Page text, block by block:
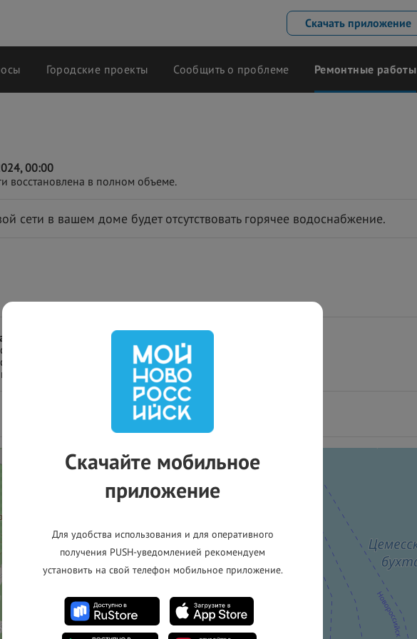
Скачать приложение
Городские проекты Сообщить о проблеме Ремонтные работы
00:00
восстановлена в полном объеме.
сети в вашем доме будет отсутствовать горячее водоснабжение.
теплосетевая
инженер)
Скачайте мобильное
приложение
Для удобства использования и для оперативного
получения PUSH-уведомленией рекомендуем
установить на свой телефон мобильное приложение.